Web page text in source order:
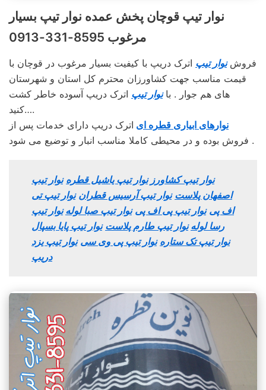
نوار تیپ قوچان پخش عمده نوار تیپ بسیار
مرغوب 8595-331-0913
فروشنوار تیپ اترک دریپ با کیفیت بسیار مرغوب در قوچان با
قیمت مناسب جهت کشاورزان محترم کل استان و شهرستان
های هم جوار . بانوار تیپ اترک دریپ آسوده خاطر کشت
کنید….
نوارهای ابیاری قطره ای اترک دریپ دارای خدمات پس از
فروش بوده و در محیطی کاملا مناسب انبار و توضیع می شود .
نوار تیپ کشاورز نوار تیپ یاشیل قطره نوار تیپ
اصفهان پلاست نوار تیپ آرسیس قطران نوار تیپ تی
اف پی نوار تیپ پی اف پی نوار تیپ صبا لوله نوار تیپ
رسا لوله نوار تیپ طارم پلاست نوار تیپ پایا بسپال
نوار تیپ تک ستاره نوار تیپ پی وی سی نوار تیپ یزد
دریپ